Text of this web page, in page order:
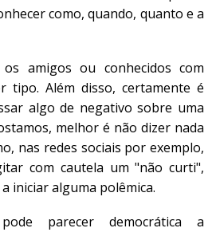
como, quando, quanto e a
amigos ou conhecidos com
tipo. Além disso, certamente é
algo de negativo sobre uma
melhor é não dizer nada
nas redes sociais por exemplo,
com cautela um "não curti",
iniciar alguma polêmica.
parecer democrática a